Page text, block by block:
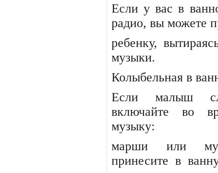
Если у вас в
радио, вы можете
ребенку,
музыки.
Колыбельная в
Если малыш
включайте во
музыку:
марши
или
принесите в